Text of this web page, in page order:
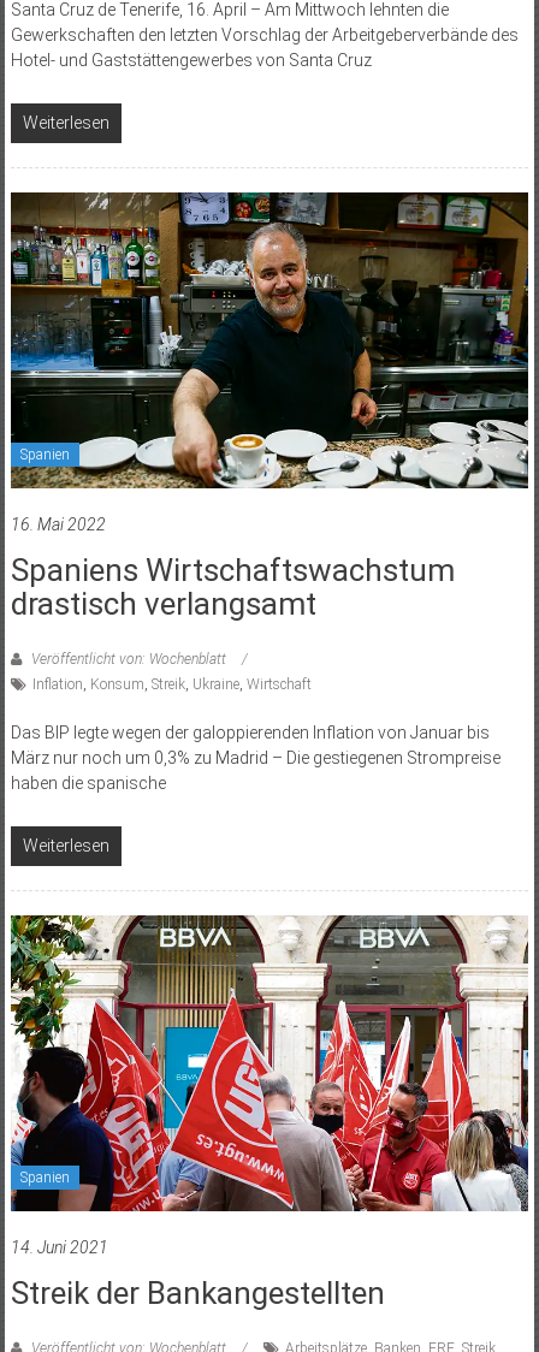
Santa Cruz de Tenerife, 16. April – Am Mittwoch lehnten die
Gewerkschaften den letzten Vorschlag der Arbeitgeberverbände des
Hotel- und Gaststättengewerbes von Santa Cruz
Weiterlesen
Spanien
16. Mai 2022
Spaniens Wirtschaftswachstum
drastisch verlangsamt
Veröffentlicht von: Wochenblatt
Inflation, Konsum, Streik, Ukraine, Wirtschaft
Das BIP legte wegen der galoppierenden Inflation von Januar bis
März nur noch um 0,3% zu Madrid – Die gestiegenen Strompreise
haben die spanische
Weiterlesen
Spanien
14. Juni 2021
Streik der Bankangestellten
Veröffentlicht von: Wochenblatt Arbeitsplätze, Banken ERE, Streik